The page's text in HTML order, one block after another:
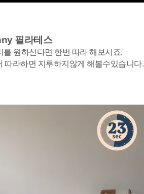
필라테스
원하신다면 한번 따라 해보시죠.
따라하면 지루하지않게 해볼수있습니다.